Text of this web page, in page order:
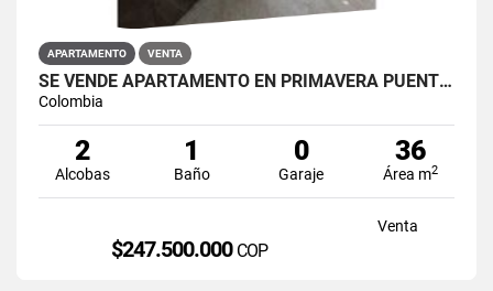
APARTAMENTO VENTA
SE VENDE APARTAMENTO EN PRIMAVERA PUENTE ARANDA
Colombia
2
Alcobas
1
Baño
0
Garaje
36
Área m2
Venta
$247.500.000 COP